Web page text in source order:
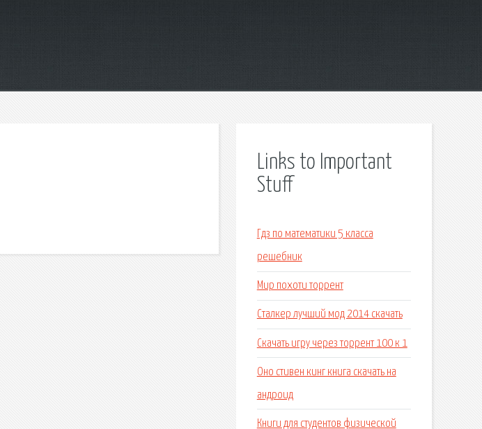
Links to Important
Stuff
Гдз по математики 5 класса
решебник
Мир похоти торрент
Сталкер лучший мод 2014 скачать
Скачать игру через торрент 100 к 1
Оно стивен кинг книга скачать на
андроид
Книги для студентов физической